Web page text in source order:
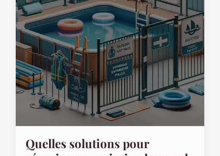
Quelles solutions pour